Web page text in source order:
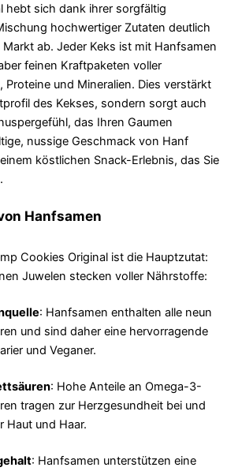
hebt sich dank ihrer sorgfältig
hochwertiger Zutaten deutlich
ab. Jeder Keks ist mit Hanfsamen
feinen Kraftpaketen voller
Proteine ​​und Mineralien. Dies verstärkt
des Kekses, sondern sorgt auch
das Ihren Gaumen
nussige Geschmack von Hanf
köstlichen Snack-Erlebnis, das Sie
Hanfsamen
Cookies Original ist die Hauptzutat:
Juwelen stecken voller Nährstoffe:
: Hanfsamen enthalten alle neun
und sind daher eine hervorragende
und Veganer.
: Hohe Anteile an Omega-3-
tragen zur Herzgesundheit bei und
Haut und Haar.
: Hanfsamen unterstützen eine